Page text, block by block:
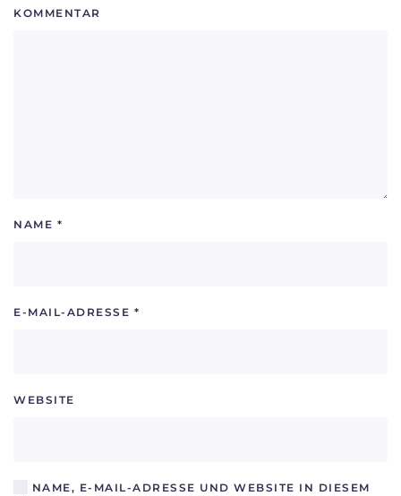
KOMMENTAR
NAME *
E-MAIL-ADRESSE *
WEBSITE
NAME, E-MAIL-ADRESSE UND WEBSITE IN DIESEM